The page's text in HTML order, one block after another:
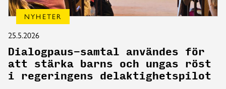
NYHETER
25.5.2026
Dialogpaus-samtal användes för
att stärka barns och ungas röst
i regeringens delaktighetspilot